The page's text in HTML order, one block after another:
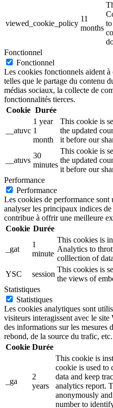
viewed_cookie_policy
11
months
Fonctionnel
Fonctionnel
Les cookies fonctionnels aident
telles que le partage du contenu
médias sociaux, la collecte de
fonctionnalités tierces.
Cookie Durée
__atuvc
1 year
1
month
This cookie is
the updated
it before our
__atuvs
30
minutes
This cookie is
the updated
it before our
Performance
Performance
Les cookies de performance
analyser les principaux indices
contribue à offrir une meilleure
Cookie Durée
_gat
1
minute
This cookies is
Analytics to
colllection of
YSC
session
This cookies is
the views of
Statistiques
Statistiques
Les cookies analytiques sont
visiteurs interagissent avec le
des informations sur les mesures
rebond, de la source du trafic, etc.
Cookie Durée
_ga
2
years
This cookie is
cookie is used to
data and keep
analytics report.
anonymously
number to